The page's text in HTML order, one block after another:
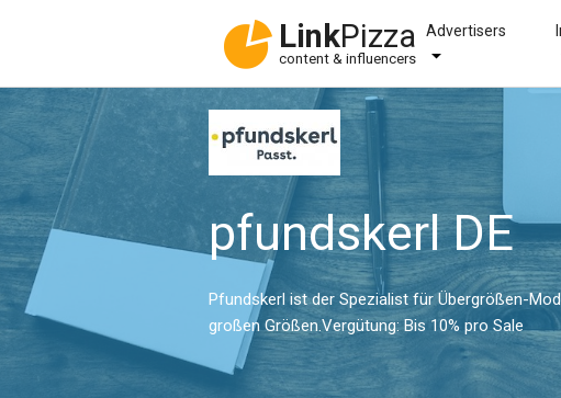
LinkPizza
content & influencers
Advertisers
pfundskerl DE
Pfundskerl ist der Spezialist für Übergrößen-
großen Größen.Vergütung: Bis 10% pro Sale